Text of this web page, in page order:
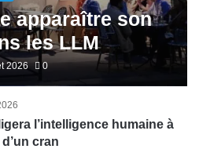
apparaître son
les LLM
2026 0
l’intelligence humaine à
cran